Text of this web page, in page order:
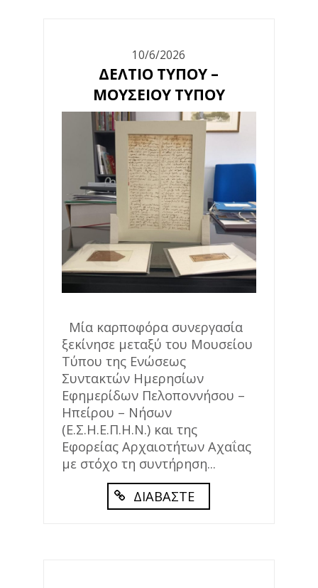
10/6/2026
ΔΕΛΤΙΟ ΤΥΠΟΥ –
ΜΟΥΣΕΙΟΥ ΤΥΠΟΥ
Μία καρποφόρα συνεργασία
ξεκίνησε μεταξύ του Μουσείου
Τύπου της Ενώσεως
Συντακτών Ημερησίων
Εφημερίδων Πελοποννήσου –
Ηπείρου – Νήσων
(Ε.Σ.Η.Ε.Π.Η.Ν.) και της
Εφορείας Αρχαιοτήτων Αχαΐας
με στόχο τη συντήρηση...
ΔΙΑΒΑΣΤΕ